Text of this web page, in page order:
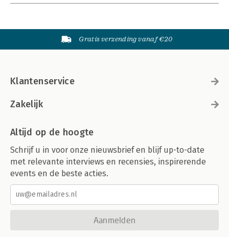
Gratis verzending vanaf €20
Klantenservice
Zakelijk
Altijd op de hoogte
Schrijf u in voor onze nieuwsbrief en blijf up-to-date
met relevante interviews en recensies, inspirerende
events en de beste acties.
Aanmelden